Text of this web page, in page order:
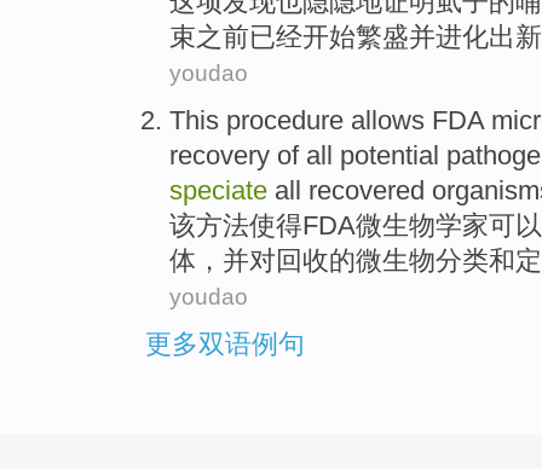
束之前已经开始繁盛并进化出
youdao
This procedure allows FDA
recovery of all potential
speciate all recovered
该方法使得FDA微生物学家可
体 ， 并对回收的微生物分类和
youdao
更多双语例句